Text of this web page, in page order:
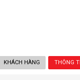
KHÁCH HÀNG THÔNG